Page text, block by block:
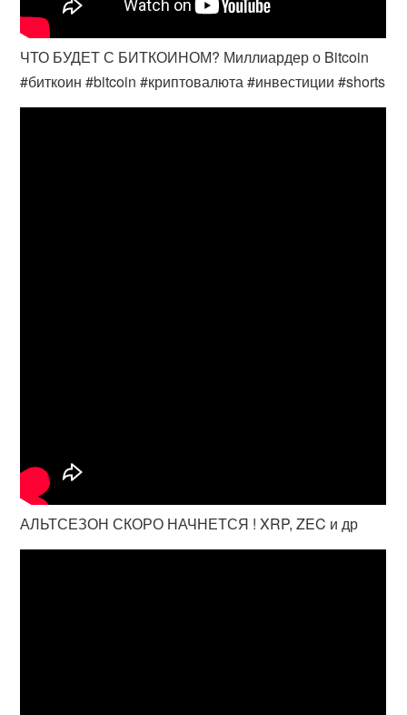
ЧТО БУДЕТ С БИТКОИНОМ? Миллиардер о Bitcoin
#биткоин #bitcoin #криптовалюта #инвестиции #shorts
АЛЬТСЕЗОН СКОРО НАЧНЕТСЯ ! XRP, ZEC и др